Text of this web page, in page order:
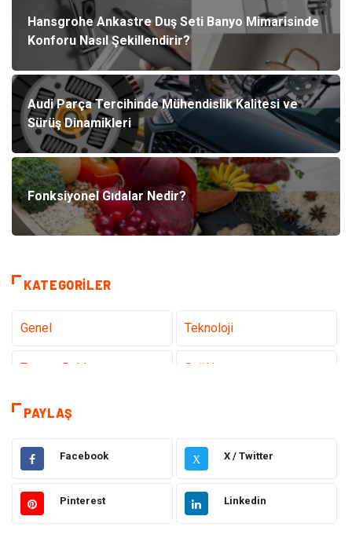
Hansgrohe Ankastre Duş Seti Banyo Mimarisinde
Konforu Nasıl Şekillendirir?
Audi Parça Tercihinde Mühendislik Kalitesi ve
Sürüş Dinamikleri
Fonksiyonel Gıdalar Nedir?
KATEGORILER
Genel Teknoloji
Tanıtıcı Reklam Sağlık
Eğitim
Makine Ulaşım ve Taşımacılık
Gıda Alışveriş
PAYLAŞ
Facebook X X / Twitter
Pinterest Linkedin